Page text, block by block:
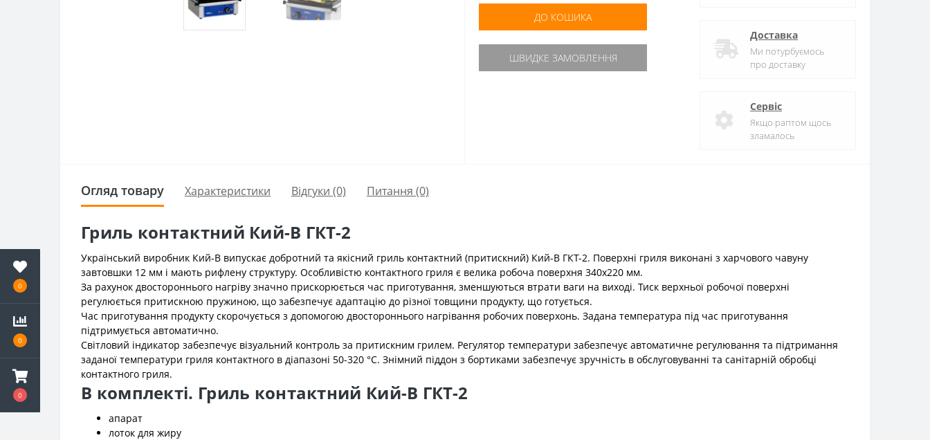
0
0
0
ДО КОШИКА
ШВИДКЕ ЗАМОВЛЕННЯ
Доставка
Ми потурбуємось
про доставку
Сервіс
Якщо раптом щось
зламалось
Огляд товару Характеристики Відгуки (0) Питання (0)
Гриль контактний Кий-В ГКТ-2
Український виробник Кий-В випускає добротний та якісний гриль контактний (притискний) Кий-В ГКТ-2. Поверхні гриля виконані з харчового чавуну
завтовшки 12 мм і мають рифлену структуру. Особливістю контактного гриля є велика робоча поверхня 340х220 мм.
За рахунок двостороннього нагріву значно прискорюється час приготування, зменшуються втрати ваги на виході. Тиск верхньої робочої поверхні
регулюється притискною пружиною, що забезпечує адаптацію до різної товщини продукту, що готується.
Час приготування продукту скорочується з допомогою двостороннього нагрівання робочих поверхонь. Задана температура під час приготування
підтримується автоматично.
Світловий індикатор забезпечує візуальний контроль за притискним грилем. Регулятор температури забезпечує автоматичне регулювання та підтримання
заданої температури гриля контактного в діапазоні 50-320 °С. Знімний піддон з бортиками забезпечує зручність в обслуговуванні та санітарній обробці
контактного гриля.
В комплекті. Гриль контактний Кий-В ГКТ-2
апарат
лоток для жиру